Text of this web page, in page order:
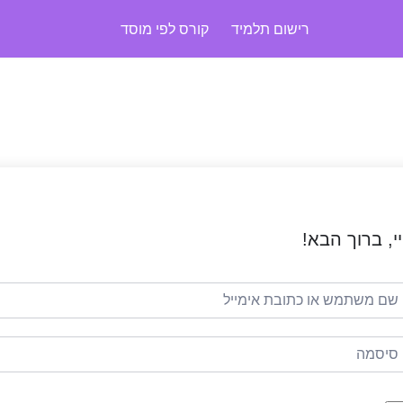
רישום תלמיד קורס לפי מוסד
ברוך הבא!